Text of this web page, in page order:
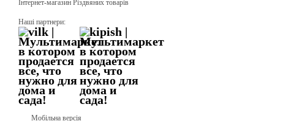
Інтернет-магазин Різдвяних товарів
Наші партнери:
Мобільна версія